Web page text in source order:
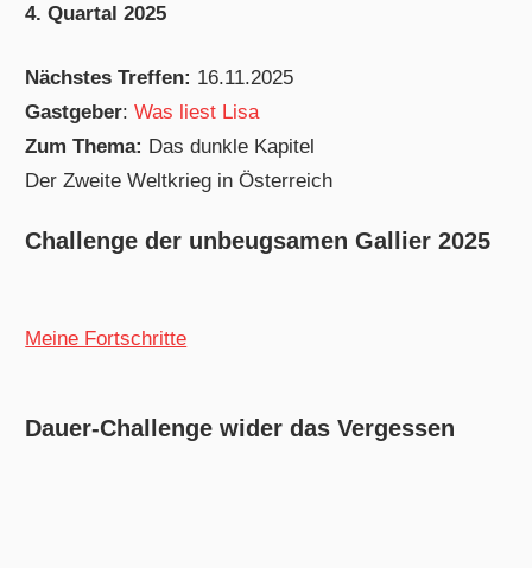
4. Quartal 2025
Nächstes Treffen: 16.11.2025
Gastgeber:Was liest Lisa
Zum Thema: Das dunkle Kapitel
Der Zweite Weltkrieg in Österreich
Challenge der unbeugsamen Gallier 2025
Meine Fortschritte
Dauer-Challenge wider das Vergessen